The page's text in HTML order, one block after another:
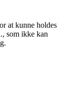
at kunne holdes
som ikke kan